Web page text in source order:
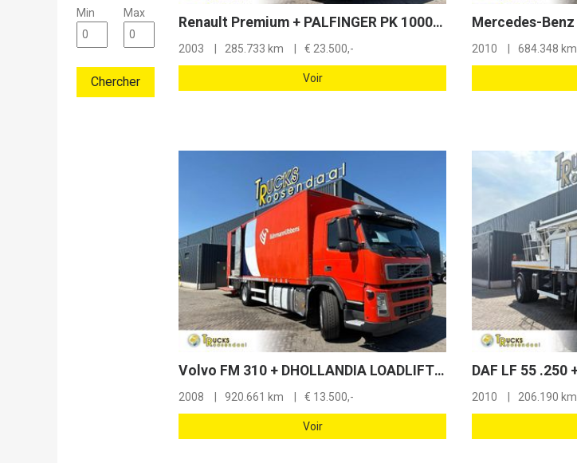
Min Max
Chercher
Renault Premium + PALFINGER PK 10000. 2 X EXT. + REMOTE + 3 SIDE TIPPER
2003 285.733 km € 23.500,-
Voir
2010 684.348 km
Volvo FM 310 + DHOLLANDIA LOADLIFT 3000 KG + SIDE DOOR + EURO 5
2008 920.661 km € 13.500,-
Voir
2010 206.190 km